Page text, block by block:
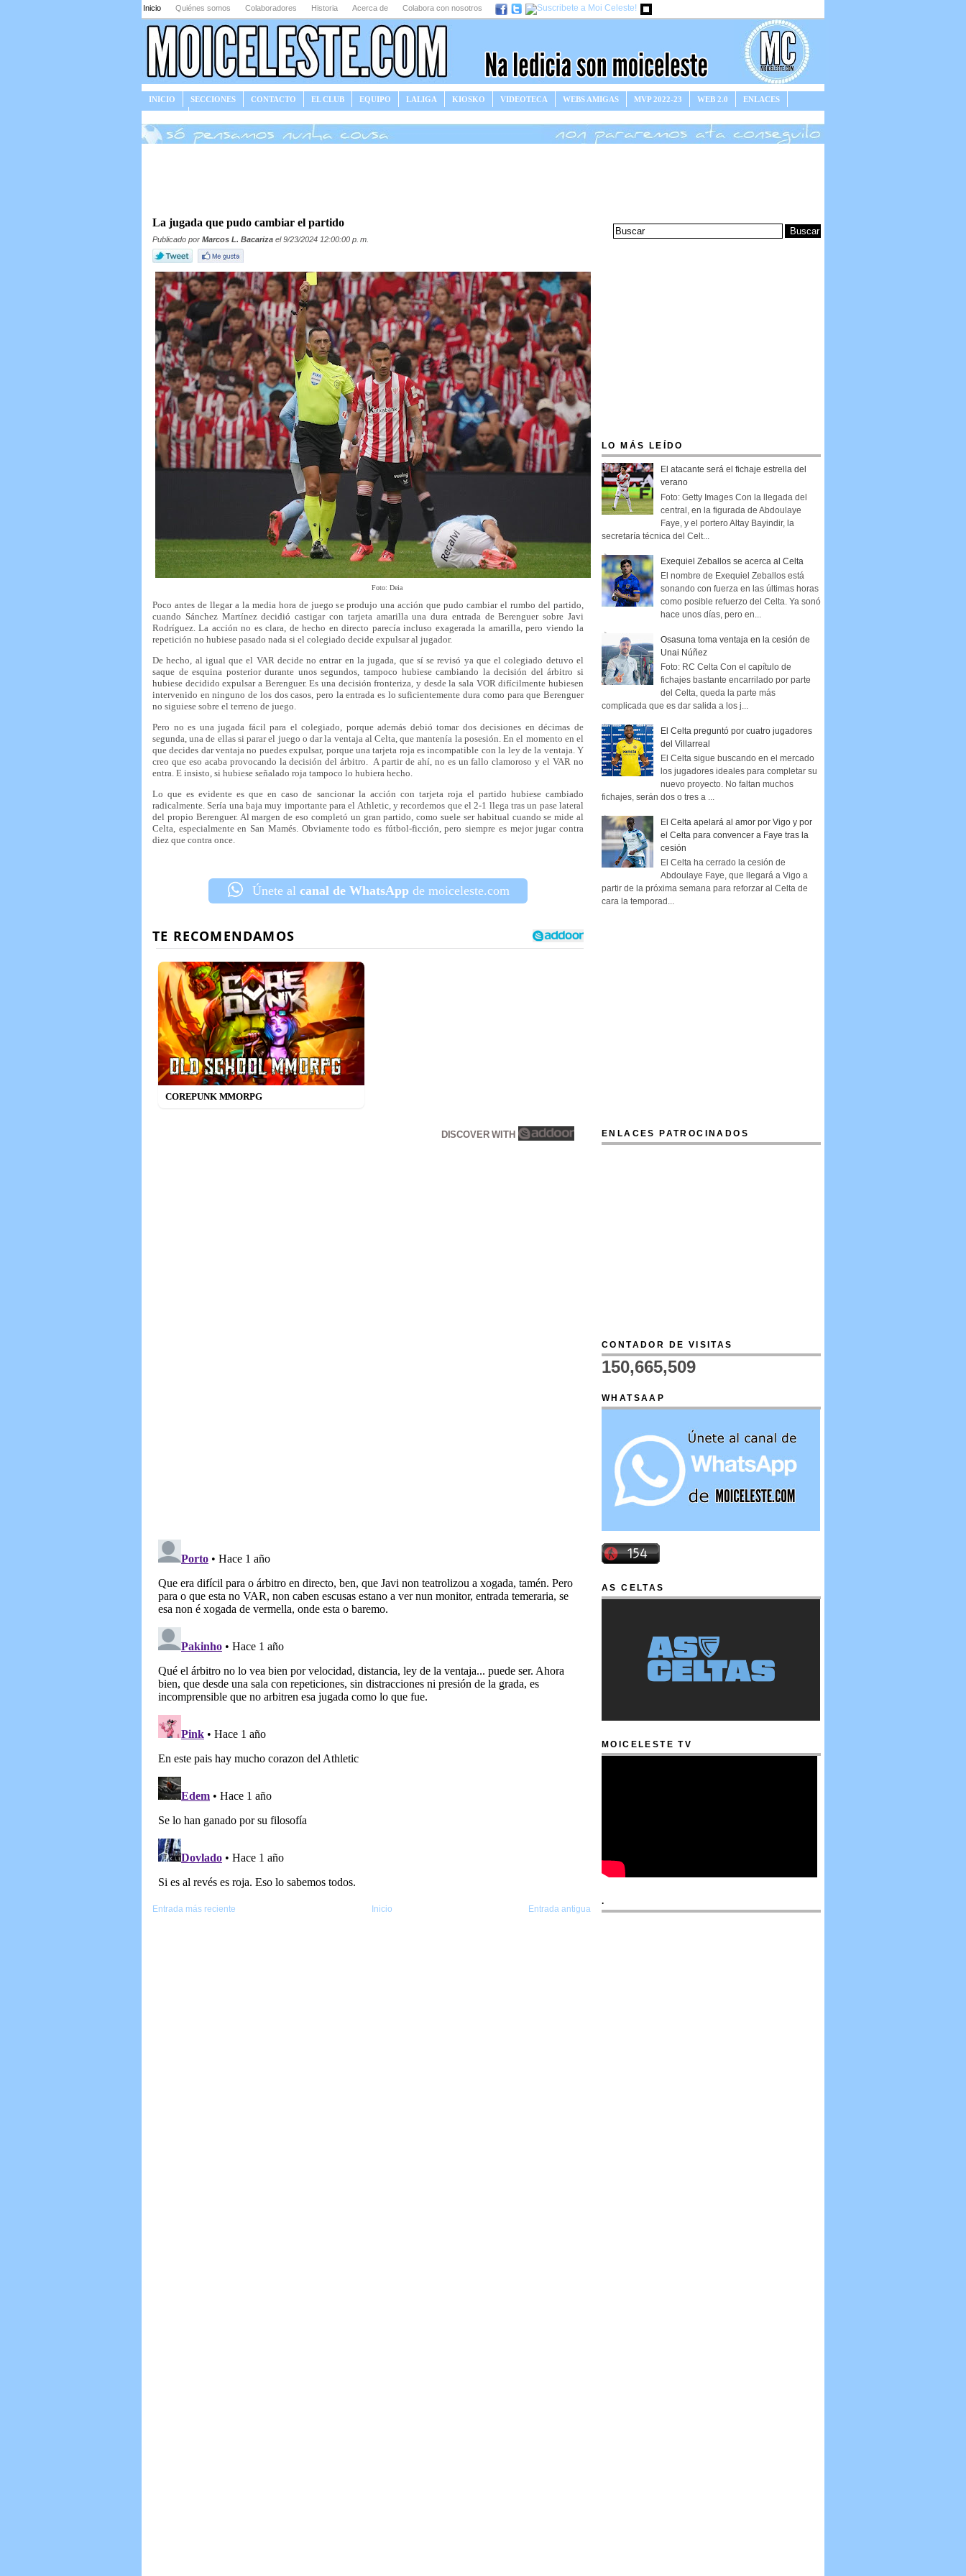
Inicio Quiénes somos Colaboradores Historia Acerca de Colabora con nosotros
INICIO SECCIONES CONTACTO EL CLUB EQUIPO LALIGA KIOSKO VIDEOTECA WEBS AMIGAS MVP 2022-23 WEB 2.0
ENLACES
La jugada que pudo cambiar el partido
Publicado por Marcos L. Bacariza el 9/23/2024 12:00:00 p. m.
Foto: Deia
Poco antes de llegar a la media hora de juego se produjo una acción que pudo cambiar el rumbo del partido,
cuando Sánchez Martínez decidió castigar con tarjeta amarilla una dura entrada de Berenguer sobre Javi
Rodríguez. La acción no es clara, de hecho en directo parecía incluso exagerada la amarilla, pero viendo la
repetición no hubiese pasado nada si el colegiado decide expulsar al jugador.
De hecho, al igual que el VAR decide no entrar en la jugada, que sí se revisó ya que el colegiado detuvo el
saque de esquina posterior durante unos segundos, tampoco hubiese cambiando la decisión del árbitro si
hubiese decidido expulsar a Berenguer. Es una decisión fronteriza, y desde la sala VOR difícilmente hubiesen
intervenido en ninguno de los dos casos, pero la entrada es lo suficientemente dura como para que Berenguer
no siguiese sobre el terreno de juego.
Pero no es una jugada fácil para el colegiado, porque además debió tomar dos decisiones en décimas de
segunda, una de ellas si parar el juego o dar la ventaja al Celta, que mantenía la posesión. En el momento en el
que decides dar ventaja no puedes expulsar, porque una tarjeta roja es incompatible con la ley de la ventaja. Y
creo que eso acaba provocando la decisión del árbitro. A partir de ahí, no es un fallo clamoroso y el VAR no
entra. E insisto, si hubiese señalado roja tampoco lo hubiera hecho.
Lo que es evidente es que en caso de sancionar la acción con tarjeta roja el partido hubiese cambiado
radicalmente. Sería una baja muy importante para el Athletic, y recordemos que el 2-1 llega tras un pase lateral
del propio Berenguer. Al margen de eso completó un gran partido, como suele ser habitual cuando se mide al
Celta, especialmente en San Mamés. Obviamente todo es fútbol-ficción, pero siempre es mejor jugar contra
diez que contra once.
Únete al canal de WhatsApp de moiceleste.com
COREPUNK MMORPG
DISCOVER WITH
Entrada más reciente Entrada antigua
Inicio
LO MÁS LEÍDO
El atacante será el fichaje estrella del
verano
Foto: Getty Images Con la llegada del
central, en la figurada de Abdoulaye
Faye, y el portero Altay Bayindir, la
secretaría técnica del Celt...
Exequiel Zeballos se acerca al Celta
El nombre de Exequiel Zeballos está
sonando con fuerza en las últimas horas
como posible refuerzo del Celta. Ya sonó
hace unos días, pero en...
Osasuna toma ventaja en la cesión de
Unai Núñez
Foto: RC Celta Con el capítulo de
fichajes bastante encarrilado por parte
del Celta, queda la parte más
complicada que es dar salida a los j...
El Celta preguntó por cuatro jugadores
del Villarreal
El Celta sigue buscando en el mercado
los jugadores ideales para completar su
nuevo proyecto. No faltan muchos
fichajes, serán dos o tres a ...
El Celta apelará al amor por Vigo y por
el Celta para convencer a Faye tras la
cesión
El Celta ha cerrado la cesión de
Abdoulaye Faye, que llegará a Vigo a
partir de la próxima semana para reforzar al Celta de
cara la temporad...
ENLACES PATROCINADOS
CONTADOR DE VISITAS
150,665,509
WHATSAAP
AS CELTAS
MOICELESTE TV
.